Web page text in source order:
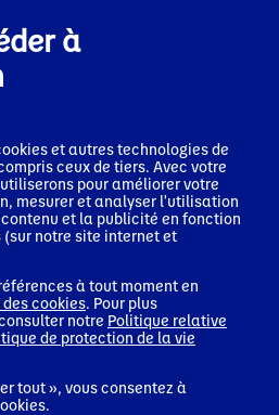
: communiqué de presse,
(crédit photo : Danone),
film
à
et autres technologies de
ceux de tiers. Avec votre
pour améliorer votre
mesurer et analyser l'utilisation
et la publicité en fonction
notre site internet et
à tout moment en
cookies . Pour plus
notre Politique relative
de protection de la vie
tout », vous consentez à